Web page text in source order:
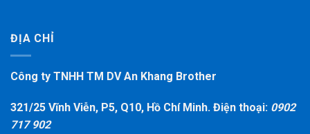
ĐỊA CHỈ
Công ty TNHH TM DV An Khang Brother
321/25 Vĩnh Viễn, P5, Q10, Hồ Chí Minh. Điện thoại: 0902
717 902